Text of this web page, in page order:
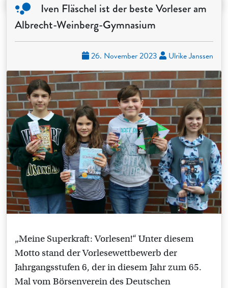
Iven Fläschel ist der beste Vorleser am
Albrecht-Weinberg-Gymnasium
26. November 2023 Ulrike Janssen
„Meine Superkraft: Vorlesen!“ Unter diesem
Motto stand der Vorlesewettbewerb der
Jahrgangsstufen 6, der in diesem Jahr zum 65.
Mal vom Börsenverein des Deutschen